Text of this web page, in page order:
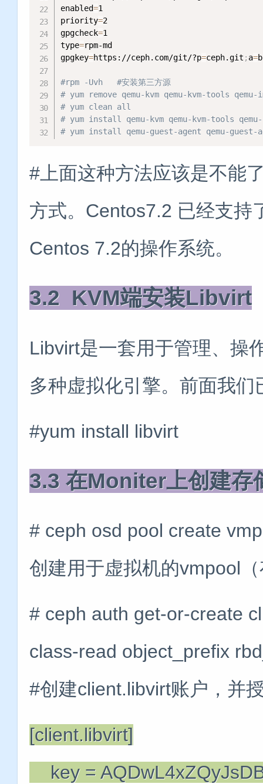
enabled=1
priority=2
gpgcheck=1
type=rpm-md
gpgkey=https://ceph.com/git/?p=ceph.git ; a=
#rpm -Uvh   #安装第三方源
# yum remove qemu-kvm qemu-kvm-tools qemu-
# yum clean all
# yum install qemu-kvm qemu-kvm-tools qemu-
# yum install qemu-guest-agent qemu-guest-
#上面这种方法应该是不能
方式。Centos7.2 已经支持
Centos 7.2的操作系统。
3.2 KVM端安装Libvirt
Libvirt是一套用于管理、操
多种虚拟化引擎。前面我们
#yum install libvirt
3.3 在Moniter上创建存
# ceph osd pool create
创建用于虚拟机的vmpool
# ceph auth get-or-create
class-read object_prefix
#创建client.libvirt账户，并
[client.libvirt]
key =